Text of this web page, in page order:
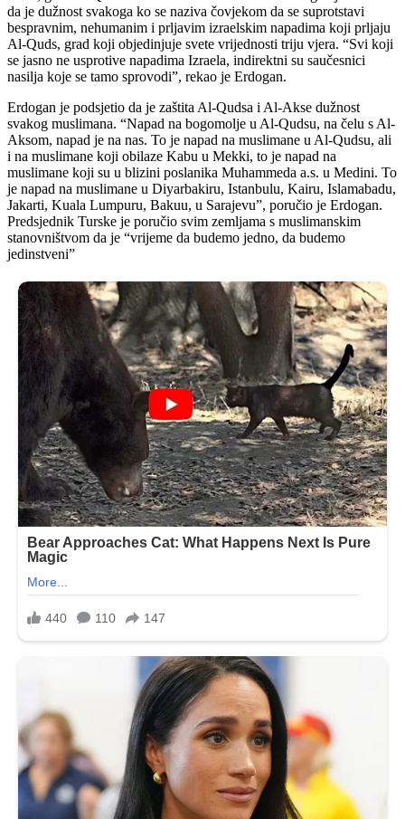
da je dužnost svakoga ko se naziva čovjekom da se suprotstavi
bespravnim, nehumanim i prljavim izraelskim napadima koji prljaju
Al-Quds, grad koji objedinjuje svete vrijednosti triju vjera. “Svi koji
se jasno ne usprotive napadima Izraela, indirektni su saučesnici
nasilja koje se tamo sprovodi”, rekao je Erdogan.
Erdogan je podsjetio da je zaštita Al-Qudsa i Al-Akse dužnost
svakog muslimana. “Napad na bogomolje u Al-Qudsu, na čelu s Al-
Aksom, napad je na nas. To je napad na muslimane u Al-Qudsu, ali
i na muslimane koji obilaze Kabu u Mekki, to je napad na
muslimane koji su u blizini poslanika Muhammeda a.s. u Medini. To
je napad na muslimane u Diyarbakiru, Istanbulu, Kairu, Islamabadu,
Jakarti, Kuala Lumpuru, Bakuu, u Sarajevu”, poručio je Erdogan.
Predsjednik Turske je poručio svim zemljama s muslimanskim
stanovništvom da je “vrijeme da budemo jedno, da budemo
jedinstveni”